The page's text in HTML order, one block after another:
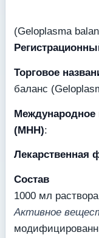
(Geloplasma
Торговое
баланс
Международное
(МНН):
Лекарственная
Состав
1000 мл
Активное